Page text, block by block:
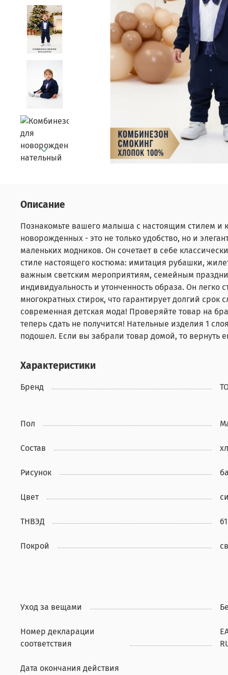
Описание
Познакомьте вашего малыша с настоящим стилем
новорожденных - это не только удобство, но и
маленьких модников. Он сочетает в себе
стиле настоящего костюма: имитация рубашки,
важным светским мероприятиям, семейным
индивидуальность и утонченность образа. Он легко
многократных стирок, что гарантирует долгий
современная детская мода! Проверяйте товар на
теперь сдать не получится! Нательные изделия 1
подошел. Если вы забрали товар домой, то вернуть
Характеристики
Бренд
Пол
Состав
Рисунок
Цвет
ТНВЭД
Покрой
Уход за вещами
Номер декларации
соответствия
Дата окончания действия